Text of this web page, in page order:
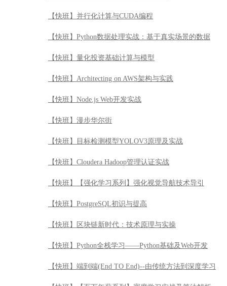
【快班】并行化计算与CUDA编程
【快班】Python数据处理实战：基于真实场景的数据
【快班】量化投资基础计算与模型
【快班】Architecting on AWS架构与实践
【快班】Node.js Web开发实战
【快班】漫步华尔街
【快班】目标检测模型YOLOV3原理及实战
【快班】Cloudera Hadoop管理认证实战
【快班】【强化学习系列】强化视觉导航技术导引
【快班】PostgreSQL初识与提高
【快班】区块链新时代：技术原理与实操
【快班】Python全栈学习——Python基础及Web开发
【快班】端到端(End TO End)--由传统方法到深度学习